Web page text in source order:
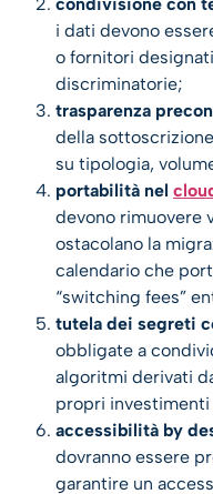
i dati devono
o fornitori
discriminatorie;
trasparenza
della
su tipologia,
portabilità nel
devono rimuovere
ostacolano la
calendario che
“switching fees”
tutela dei segreti
obbligate a
algoritmi derivati
propri
accessibilità by
dovranno essere
garantire un